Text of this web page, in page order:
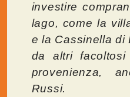
investire
lago, come la
e la Cassinella di
da altri
provenienza,
Russi.